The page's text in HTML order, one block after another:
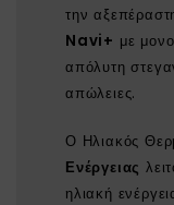
την
Navi+ με
απόλυτη
απώλειες.
Ο Ηλιακός
Ενέργειας
ηλιακή